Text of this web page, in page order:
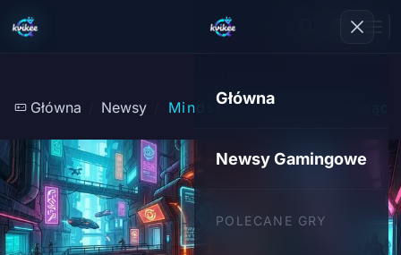
Główna
Newsy Gamingowe
POLECANE GRY
Główna Newsy MindsEye staje się salą